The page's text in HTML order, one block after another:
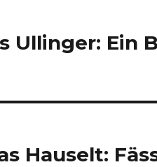
Ullinger: Ein
Hauselt: